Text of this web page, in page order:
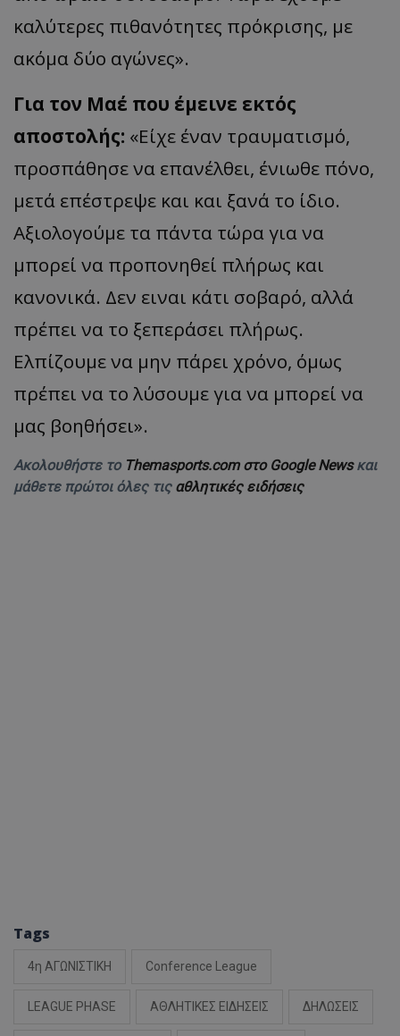
καλύτερες πιθανότητες πρόκρισης, με
ακόμα δύο αγώνες».
Για τον Μαέ που έμεινε εκτός
αποστολής: «Είχε έναν τραυματισμό,
προσπάθησε να επανέλθει, ένιωθε πόνο,
μετά επέστρεψε και και ξανά το ίδιο.
Αξιολογούμε τα πάντα τώρα για να
μπορεί να προπονηθεί πλήρως και
κανονικά. Δεν ειναι κάτι σοβαρό, αλλά
πρέπει να το ξεπεράσει πλήρως.
Ελπίζουμε να μην πάρει χρόνο, όμως
πρέπει να το λύσουμε για να μπορεί να
μας βοηθήσει».
Ακολουθήστε το Themasports.com στο Google Newsκαι
μάθετε πρώτοι όλες τις αθλητικές ειδήσεις
Tags
4η ΑΓΩΝΙΣΤΙΚΗ Conference League
LEAGUE PHASE ΑΘΛΗΤΙΚΕΣ ΕΙΔΗΣΕΙΣ ΔΗΛΩΣΕΙΣ